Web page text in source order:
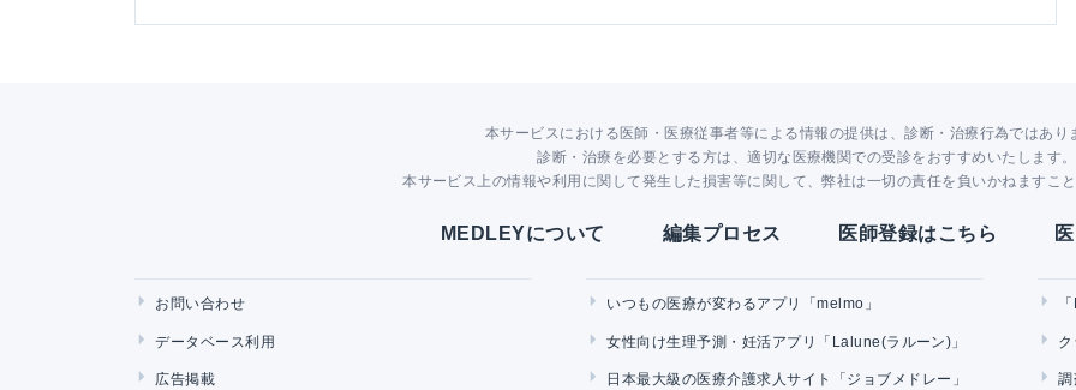
本サービスにおける医師・医療従事者等による情報の提供は、診断・治療行為ではあり
診断・治療を必要とする方は、適切な医療機関での受診をおすすめいたします。
本サービス上の情報や利用に関して発生した損害等に関して、弊社は一切の責任を負いかねますこ
MEDLEYについて 編集プロセス 医師登録はこちら
お問い合わせ
データベース利用
広告掲載
いつもの医療が変わるアプリ「melmo」
女性向け生理予測・妊活アプリ「Lalune(ラルーン)」
日本最大級の医療介護求人サイト「ジョブメドレー」